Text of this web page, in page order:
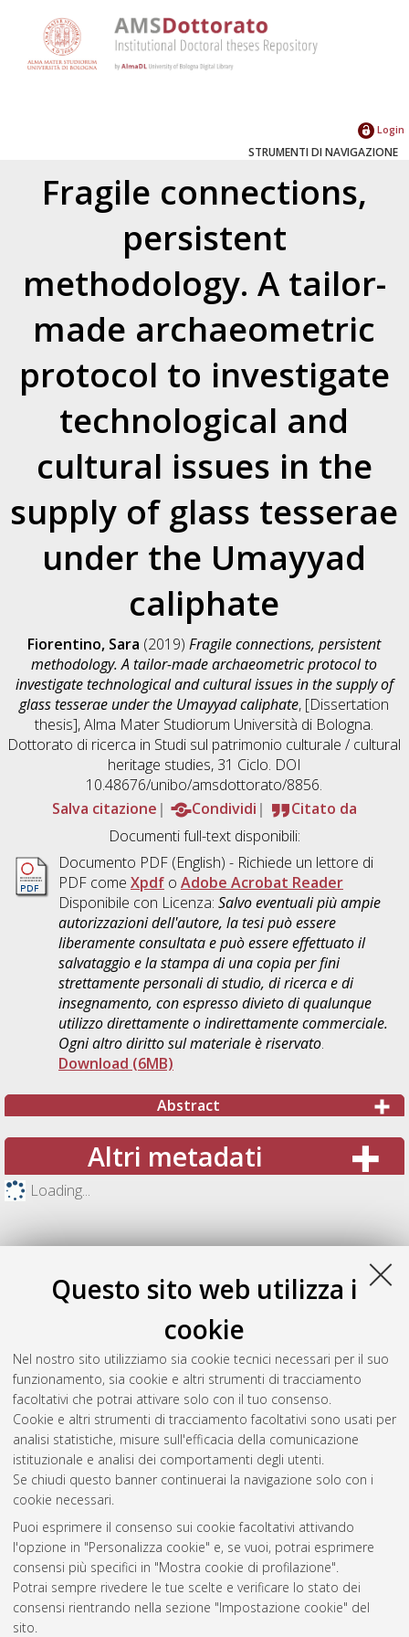
Questo sito web utilizza i
cookie
Nel nostro sito utilizziamo sia cookie tecnici necessari per il suo
funzionamento, sia cookie e altri strumenti di tracciamento
facoltativi che potrai attivare solo con il tuo consenso.
Cookie e altri strumenti di tracciamento facoltativi sono usati per
analisi statistiche, misure sull'efficacia della comunicazione
istituzionale e analisi dei comportamenti degli utenti.
Se chiudi questo banner continuerai la navigazione solo con i
cookie necessari.
Puoi esprimere il consenso sui cookie facoltativi attivando
l'opzione in "Personalizza cookie" e, se vuoi, potrai esprimere
consensi più specifici in "Mostra cookie di profilazione".
Potrai sempre rivedere le tue scelte e verificare lo stato dei
consensi rientrando nella sezione "Impostazione cookie" del
sito.
Login
STRUMENTI DI NAVIGAZIONE
Fragile connections,
persistent
methodology. A tailor-
made archaeometric
protocol to investigate
technological and
cultural issues in the
supply of glass tesserae
under the Umayyad
caliphate
Fiorentino, Sara (2019)Fragile connections, persistent
methodology. A tailor-made archaeometric protocol to
investigate technological and cultural issues in the supply of
glass tesserae under the Umayyad caliphate, [Dissertation
thesis], Alma Mater Studiorum Università di Bologna.
Dottorato di ricerca in Studi sul patrimonio culturale / cultural
heritage studies, 31 Ciclo. DOI
10.48676/unibo/amsdottorato/8856.
Salva citazione
Condividi
Citato da
Documenti full-text disponibili:
Documento PDF(English) - Richiede un lettore di
PDF come Xpdfo Adobe Acrobat Reader
Disponibile con Licenza: Salvo eventuali più ampie
autorizzazioni dell'autore, la tesi può essere
liberamente consultata e può essere effettuato il
salvataggio e la stampa di una copia per fini
strettamente personali di studio, di ricerca e di
insegnamento, con espresso divieto di qualunque
utilizzo direttamente o indirettamente commerciale.
Ogni altro diritto sul materiale è riservato.
Download (6MB)
Abstract
Altri metadati
Loading...
Gestione del documento:
Atom
Rss 1.0
Rss 2.0